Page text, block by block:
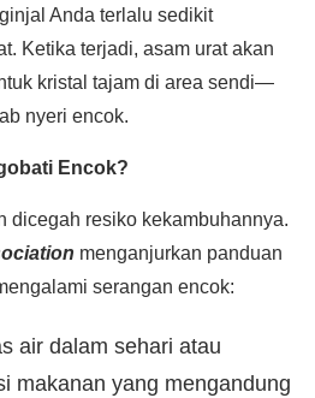
Anda terlalu sedikit
Ketika terjadi, asam urat akan
kristal tajam di area sendi—
nyeri encok.
Encok?
dicegah resiko kekambuhannya.
menganjurkan panduan
serangan encok:
air dalam sehari atau
makanan yang mengandung